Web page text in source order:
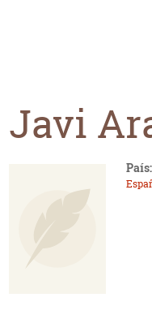
Javi
País: